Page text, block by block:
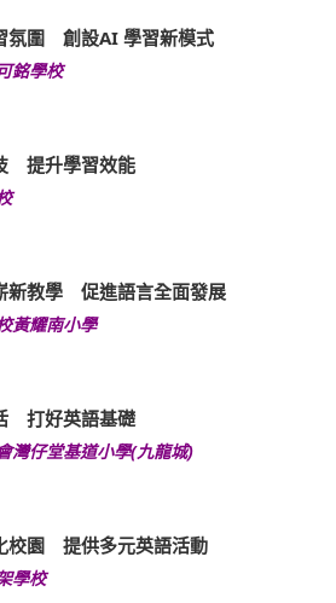
氛圍 創設AI 學習新模式
銘學校
提升學習效能
教學 促進語言全面發展
黃耀南小學
打好英語基礎
灣仔堂基道小學(九龍城)
校園 提供多元英語活動
學校